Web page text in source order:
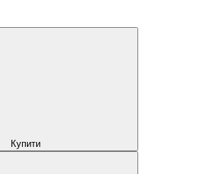
Купити